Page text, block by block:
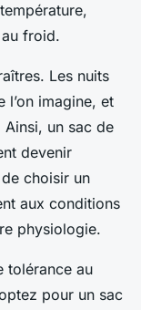
froid.
Les nuits
l’on imagine, et
Ainsi, un sac de
devenir
choisir un
aux conditions
physiologie.
tolérance au
pour un sac